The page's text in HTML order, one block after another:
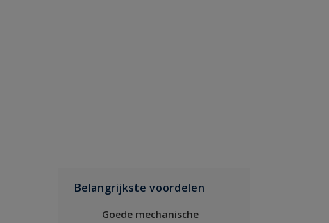
Belangrijkste voordelen
Goede mechanische